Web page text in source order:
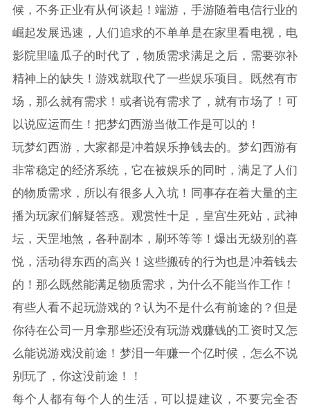
候，不务正业有从何谈起！端游，手游随着电信行业的
崛起发展迅速，人们追求的不单单是在家里看电视，电
影院里嗑瓜子的时代了，物质需求满足之后，需要弥补
精神上的缺失！游戏就取代了一些娱乐项目。既然有市
场，那么就有需求！或者说有需求了，就有市场了！可
以说应运而生！把梦幻西游当做工作是可以的！
玩梦幻西游，大家都是冲着娱乐挣钱去的。梦幻西游有
非常稳定的经济系统，它在被娱乐的同时，满足了人们
的物质需求，所以有很多人入坑！同事存在着大量的主
播为玩家们解疑答惑。观赏性十足，皇宫生死站，武神
坛，天罡地煞，各种副本，刷环等等！爆出无级别的喜
悦，活动得东西的高兴！这些搬砖的行为也是冲着钱去
的！那么既然能满足物质需求，为什么不能当作工作！
有些人看不起玩游戏的？认为不是什么有前途的？但是
你待在公司一月拿那些还没有玩游戏赚钱的工资时又怎
么能说游戏没前途！梦泪一年赚一个亿时候，怎么不说
别玩了，你这没前途！！
每个人都有每个人的生活，可以提建议，不要完全否